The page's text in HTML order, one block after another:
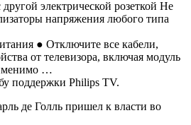
электрической розеткой Не
напряжения любого типа
● Отключите все кабели,
от телевизора, включая модуль
…
поддержки Philips TV.
де Голль пришел к власти во